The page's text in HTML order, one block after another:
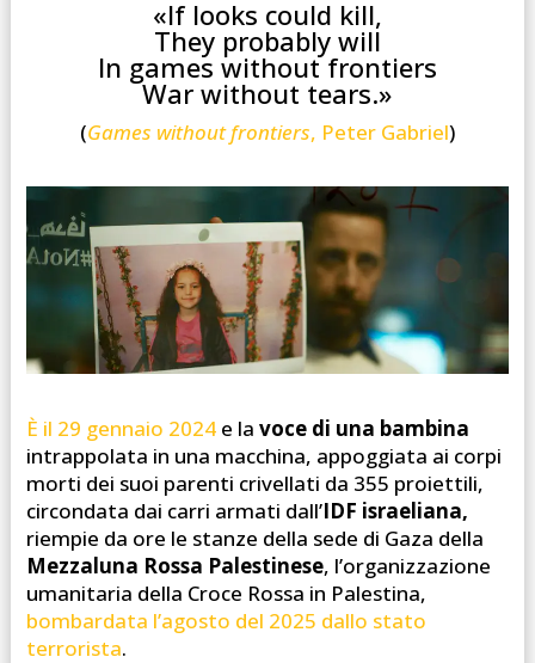
«If looks could kill,
They probably will
In games without frontiers
War without tears.»
(Games without frontiers, Peter Gabriel)
È il 29 gennaio 2024e la voce di una bambina
intrappolata in una macchina, appoggiata ai corpi
morti dei suoi parenti crivellati da 355 proiettili,
circondata dai carri armati dall’IDF israeliana,
riempie da ore le stanze della sede di Gaza della
Mezzaluna Rossa Palestinese, l’organizzazione
umanitaria della Croce Rossa in Palestina,
bombardata l’agosto del 2025 dallo stato
terrorista.